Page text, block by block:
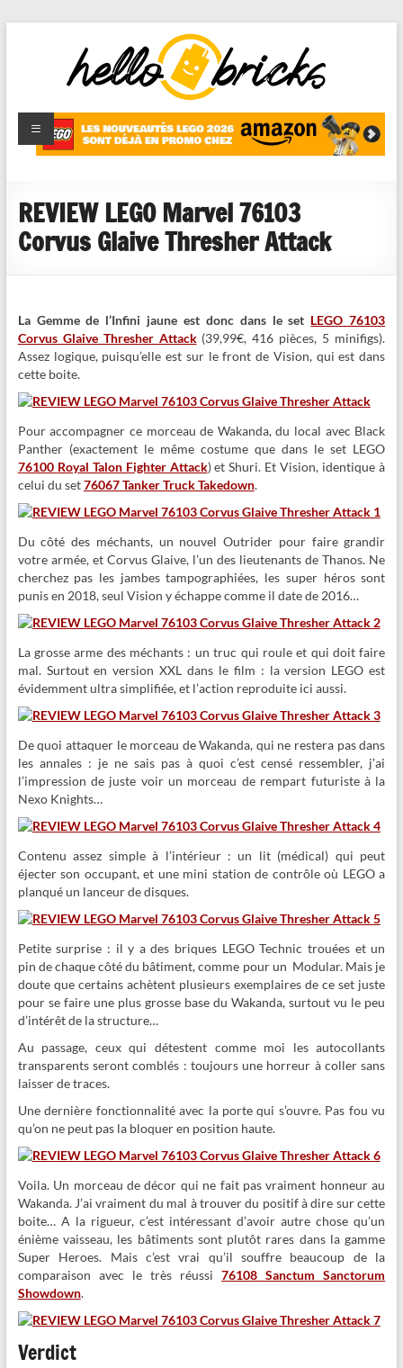
HelloBricks
Blog LEGO,
nouveaut�s
reviews
REVIEW LEGO Marvel 76103
Corvus Glaive Thresher Attack
La Gemme de l’Infini jaune est donc dans le set LEGO 76103
Corvus Glaive Thresher Attack(39,99€, 416 pièces, 5 minifigs).
Assez logique, puisqu’elle est sur le front de Vision, qui est dans
cette boite.
Pour accompagner ce morceau de Wakanda, du local avec Black
Panther (exactement le même costume que dans le set LEGO
76100 Royal Talon Fighter Attack)et Shuri. Et Vision, identique à
celui du set76067 Tanker Truck Takedown.
Du côté des méchants, un nouvel Outrider pour faire grandir
votre armée, et Corvus Glaive, l’un des lieutenants de Thanos. Ne
cherchez pas les jambes tampographiées, les super héros sont
punis en 2018, seul Vision y échappe comme il date de 2016…
La grosse arme des méchants : un truc qui roule et qui doit faire
mal. Surtout en version XXL dans le film : la version LEGO est
évidemment ultra simplifiée, et l’action reproduite ici aussi.
De quoi attaquer le morceau de Wakanda, qui ne restera pas dans
les annales : je ne sais pas à quoi c’est censé ressembler, j’ai
l’impression de juste voir un morceau de rempart futuriste à la
Nexo Knights…
Contenu assez simple à l’intérieur : un lit (médical) qui peut
éjecter son occupant, et une mini station de contrôle où LEGO a
planqué un lanceur de disques.
Petite surprise : il y a des briques LEGO Technic trouées et un
pin de chaque côté du bâtiment, comme pour un Modular. Mais je
doute que certains achètent plusieurs exemplaires de ce set juste
pour se faire une plus grosse base du Wakanda, surtout vu le peu
d’intérêt de la structure…
Au passage, ceux qui détestent comme moi les autocollants
transparents seront comblés : toujours une horreur à coller sans
laisser de traces.
Une dernière fonctionnalité avec la porte qui s’ouvre. Pas fou vu
qu’on ne peut pas la bloquer en position haute.
Voila. Un morceau de décor qui ne fait pas vraiment honneur au
Wakanda. J’ai vraiment du mal à trouver du positif à dire sur cette
boite… A la rigueur, c’est intéressant d’avoir autre chose qu’un
énième vaisseau, les bâtiments sont plutôt rares dans la gamme
Super Heroes. Mais c’est vrai qu’il souffre beaucoup de la
comparaison avec le très réussi76108 Sanctum Sanctorum
Showdown.
Verdict